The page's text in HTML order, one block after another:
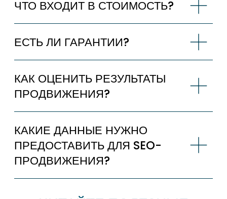
ИИ меняет настройку, стратегия «Максимум
прибыли» в Яндекс.Директе, омниканальность
(Smart TV, Telegram, DOOH)
КОНТЕКСТНАЯ РЕКЛАМА 2026:
КАК НЕ СЛИТЬ БЮДЖЕТ НА ТРЕНДАХ?